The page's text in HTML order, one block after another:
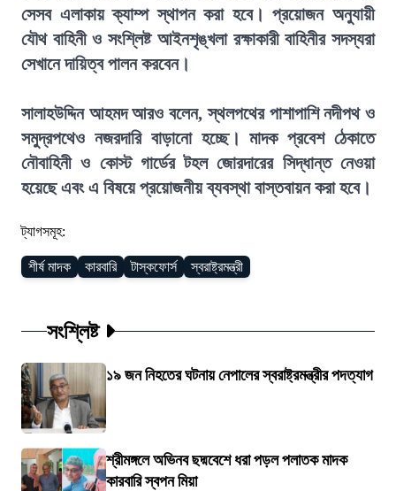
সেসব এলাকায় ক্যাম্প স্থাপন করা হবে। প্রয়োজন অনুযায়ী
যৌথ বাহিনী ও সংশ্লিষ্ট আইনশৃঙ্খলা রক্ষাকারী বাহিনীর সদস্যরা
সেখানে দায়িত্ব পালন করবেন।
সালাহউদ্দিন আহমদ আরও বলেন, স্থলপথের পাশাপাশি নদীপথ ও
সমুদ্রপথেও নজরদারি বাড়ানো হচ্ছে। মাদক প্রবেশ ঠেকাতে
নৌবাহিনী ও কোস্ট গার্ডের টহল জোরদারের সিদ্ধান্ত নেওয়া
হয়েছে এবং এ বিষয়ে প্রয়োজনীয় ব্যবস্থা বাস্তবায়ন করা হবে।
ট্যাগসমূহ:
শীর্ষ মাদক কারবারি টাস্কফোর্স স্বরাষ্ট্রমন্ত্রী
সংশ্লিষ্ট
১৯ জন নিহতের ঘটনায় নেপালের স্বরাষ্ট্রমন্ত্রীর পদত্যাগ
শ্রীমঙ্গলে অভিনব ছদ্মবেশে ধরা পড়ল পলাতক মাদক
কারবারি স্বপন মিয়া